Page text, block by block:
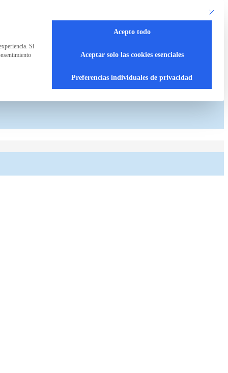
Este
Si
Acepto todo
Aceptar solo las cookies esenciales
Preferencias individuales de privacidad